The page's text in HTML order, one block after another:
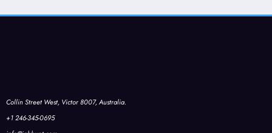
Collin Street West, Victor 8007, Australia.
+1 246-345-0695